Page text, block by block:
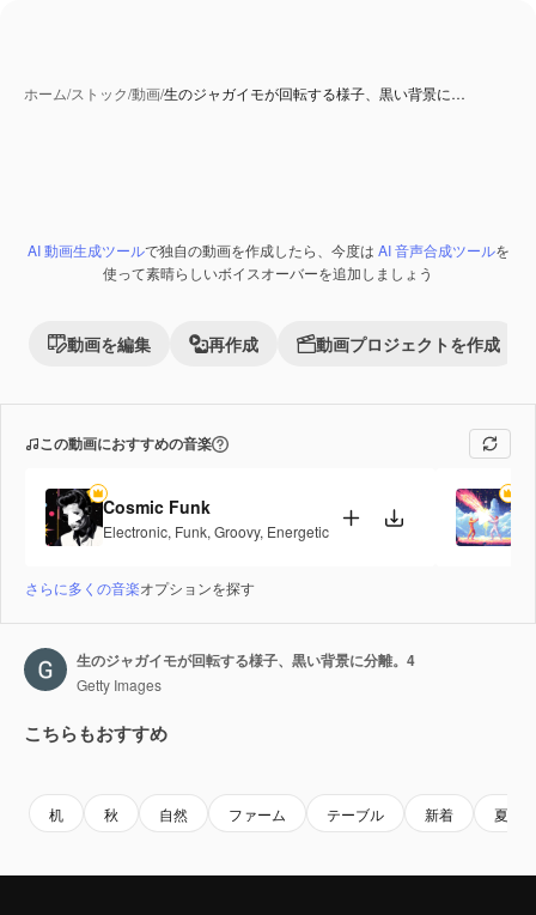
ホーム/ストック/動画/生のジャガイモが回転する様子、黒い背景に…
Premium
AI 動画生成ツールで独自の動画を作成したら、今度は AI 音声合成ツールを
使って素晴らしいボイスオーバーを追加しましょう
動画を編集 再作成 動画プロジェクトを作成
この動画におすすめの音楽
Cosmic Funk
Electronic, Funk, Groovy, Energetic
さらに多くの音楽オプションを探す
生のジャガイモが回転する様子、黒い背景に分離。4
Getty Images
こちらもおすすめ
机 秋 自然 ファーム テーブル 新着 夏